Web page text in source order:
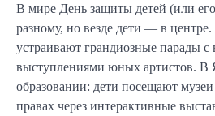
В мире День защиты детей (или
разному, но везде дети — в
устраивают грандиозные парады
выступлениями юных артистов. В
образовании: дети посещают
правах через интерактивные